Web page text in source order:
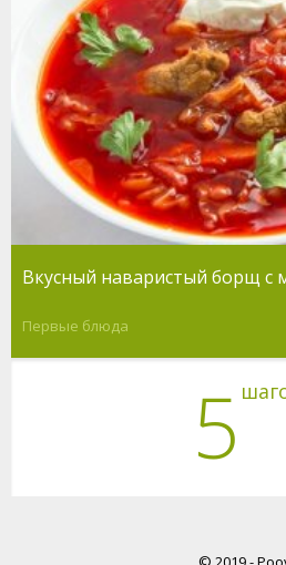
Вкусный наваристый борщ с
Первые блюда
5